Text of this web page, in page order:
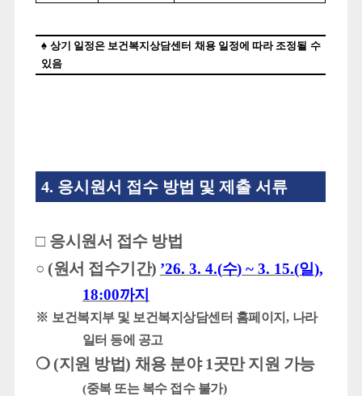
♠ 상기 일정은 보건복지상담센터 채용 일정에 따라 조정될 수
있음
4. 응시원서 접수 방법 및 제출 서류
□ 응시원서 접수 방법
○ (원서 접수기간) ’26. 3. 4.(수) ~ 3. 15.(일),
18:00까지
※ 보건복지부 및 보건복지상담센터 홈페이지 , 나라
일터 등에 공고
❍ (지원 방법) 채용 분야1곳만 지원 가능
(중복 또는 복수 접수 불가)